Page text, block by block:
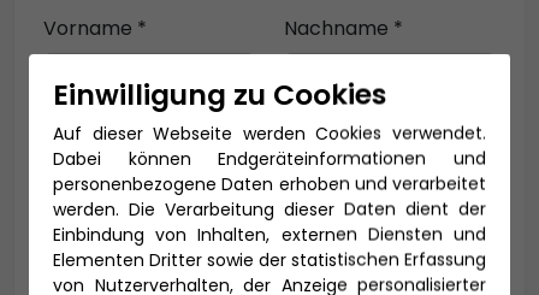
Vorname * Nachname *
E-Mail *
Telefon *
Einwilligung zu Cookies
Auf dieser Webseite werden Cookies verwendet.
Dabei können Endgeräteinformationen und
personenbezogene Daten erhoben und verarbeitet
werden. Die Verarbeitung dieser Daten dient der
Einbindung von Inhalten, externen Diensten und
Elementen Dritter sowie der statistischen Erfassung
von Nutzerverhalten, der Anzeige personalisierter